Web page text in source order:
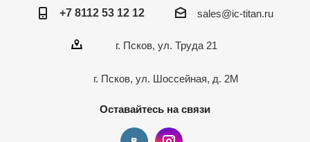
+7 8112 53 12 12 sales@ic-titan.ru
г. Псков, ул. Труда 21
г. Псков, ул. Шоссейная, д. 2М
Оставайтесь на связи